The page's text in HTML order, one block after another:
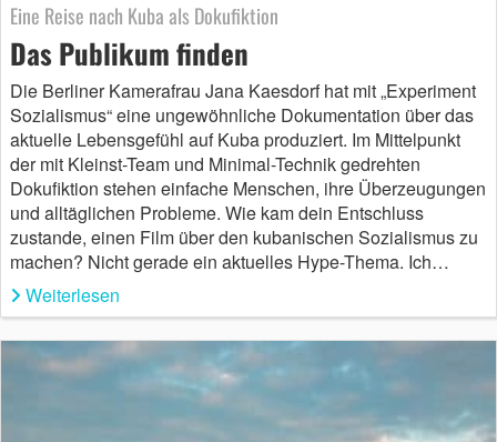
Eine Reise nach Kuba als Dokufiktion
Das Publikum finden
Die Berliner Kamerafrau Jana Kaesdorf hat mit „Experiment
Sozialismus“ eine ungewöhnliche Dokumentation über das
aktuelle Lebensgefühl auf Kuba produziert. Im Mittelpunkt
der mit Kleinst-Team und Minimal-Technik gedrehten
Dokufiktion stehen einfache Menschen, ihre Überzeugungen
und alltäglichen Probleme. Wie kam dein Entschluss
zustande, einen Film über den kubanischen Sozialismus zu
machen? Nicht gerade ein aktuelles Hype-Thema. Ich…
Weiterlesen